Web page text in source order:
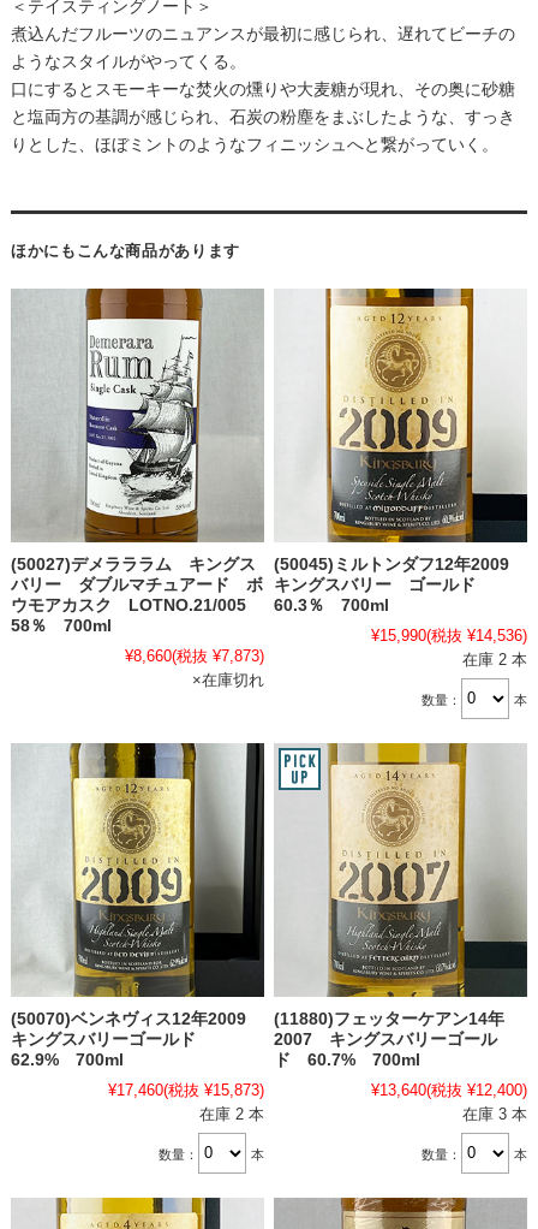
＜テイスティングノート＞
煮込んだフルーツのニュアンスが最初に感じられ、遅れてビーチの
ようなスタイルがやってくる。
口にするとスモーキーな焚火の燻りや大麦糖が現れ、その奥に砂糖
と塩両方の基調が感じられ、石炭の粉塵をまぶしたような、すっき
りとした、ほぼミントのようなフィニッシュへと繋がっていく。
ほかにもこんな商品があります
(50027)デメラララム キングス
バリー ダブルマチュアード ボ
ウモアカスク LOTNO.21/005
58％ 700ml
¥8,660(税抜 ¥7,873)
×在庫切れ
(50045)ミルトンダフ12年2009
キングスバリー ゴールド
60.3％ 700ml
¥15,990(税抜 ¥14,536)
在庫 2 本
数量： 本
(50070)ベンネヴィス12年2009
キングスバリーゴールド
62.9% 700ml
¥17,460(税抜 ¥15,873)
在庫 2 本
数量： 本
(11880)フェッターケアン14年
2007 キングスバリーゴール
ド 60.7% 700ml
¥13,640(税抜 ¥12,400)
在庫 3 本
数量： 本